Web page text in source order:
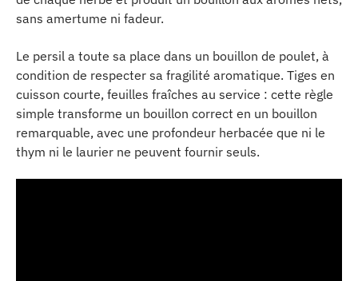
sans amertume ni fadeur.
Le persil a toute sa place dans un bouillon de poulet, à
condition de respecter sa fragilité aromatique. Tiges en
cuisson courte, feuilles fraîches au service : cette règle
simple transforme un bouillon correct en un bouillon
remarquable, avec une profondeur herbacée que ni le
thym ni le laurier ne peuvent fournir seuls.